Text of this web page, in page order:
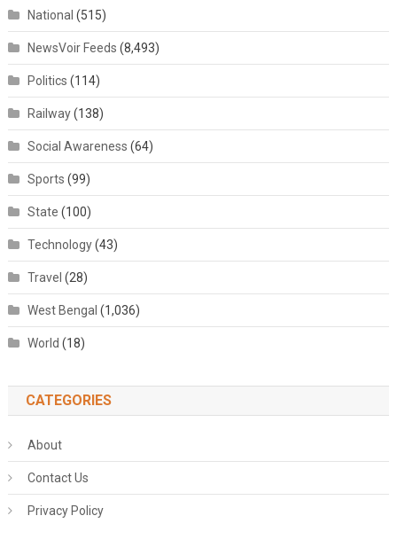
National (515)
NewsVoir Feeds (8,493)
Politics (114)
Railway(138)
Social Awareness (64)
Sports (99)
State (100)
Technology(43)
Travel (28)
West Bengal (1,036)
World (18)
CATEGORIES
About
Contact Us
Privacy Policy